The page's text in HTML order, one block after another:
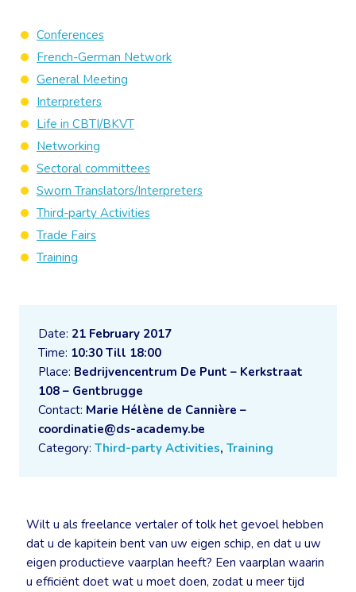
Date: 21 February 2017
Time: 10:30 Till 18:00
Place: Bedrijvencentrum De Punt – Kerkstraat
108 – Gentbrugge
Contact: Marie Hélène de Cannière –
coordinatie@ds-academy.be
Category: Third-party Activities, Training
Wilt u als freelance vertaler of tolk het gevoel hebben
dat u de kapitein bent van uw eigen schip, en dat u uw
eigen productieve vaarplan heeft? Een vaarplan waarin
u efficiënt doet wat u moet doen, zodat u meer tijd
Conferences
French-German Network
General Meeting
Interpreters
Life in CBTI/BKVT
Networking
Sectoral committees
Sworn Translators/Interpreters
Third-party Activities
Trade Fairs
Training